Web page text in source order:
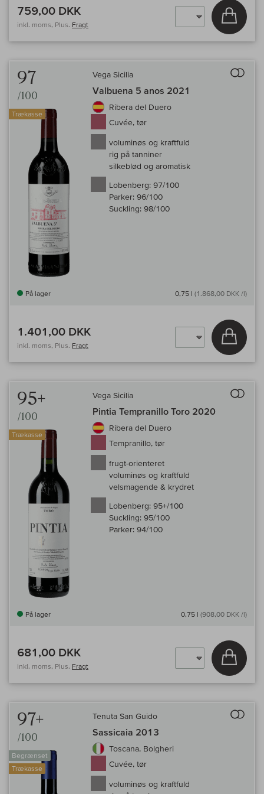
759,00 DKK
inkl. moms, Plus. Fragt
Læg i
97
/100
Trækasse
Vega Sicilia
Valbuena 5 anos 2021
Ribera del Duero
Cuvée, tør
voluminøs og kraftfuld
rig på tanniner
silkeblød og aromatisk
Lobenberg: 97/100
Parker: 96/100
Suckling: 98/100
På lager 0,75 l (1.868,00 DKK /l)
1.401,00 DKK
inkl. moms, Plus. Fragt
Læg i
95+
/100
Trækasse
Vega Sicilia
Pintia Tempranillo Toro 2020
Ribera del Duero
Tempranillo, tør
frugt-orienteret
voluminøs og kraftfuld
velsmagende & krydret
Lobenberg: 95+/100
Suckling: 95/100
Parker: 94/100
På lager 0,75 l (908,00 DKK /l)
681,00 DKK
inkl. moms, Plus. Fragt
Læg i
97+
/100
Begrænset
Trækasse
Tenuta San Guido
Sassicaia 2013
Toscana, Bolgheri
Cuvée, tør
voluminøs og kraftfuld